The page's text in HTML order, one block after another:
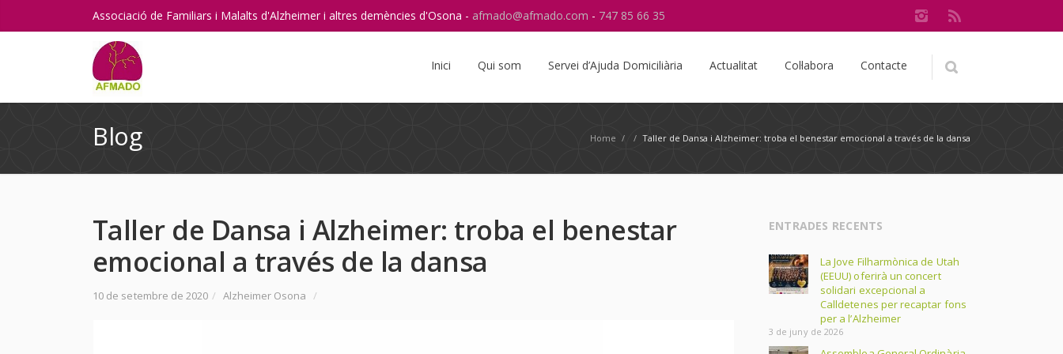
Associació de Familiars i Malalts d'Alzheimer i altres demències d'Osona - afmado@afmado.com - 747 85 66 35
Instagram
RSS
Inici Qui som Servei d’Ajuda Domiciliària Actualitat Col·labora Contacte
Home / / Taller de Dansa i Alzheimer: troba el benestar emocional a través de la dansa
Blog
Taller de Dansa i Alzheimer: troba el benestar
emocional a través de la dansa
10 de setembre de 2020 / Alzheimer Osona /
ENTRADES RECENTS
La Jove Filharmònica de Utah
(EEUU) oferirà un concert
solidari excepcional a
Calldetenes per recaptar fons
per a l’Alzheimer
3 de juny de 2026